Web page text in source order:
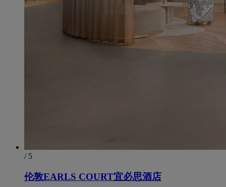
/ 5
伦敦EARLS COURT宜必思酒店